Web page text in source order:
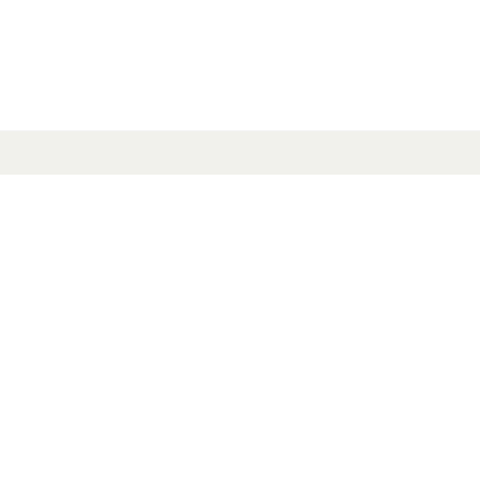
besonders pflegeleicht.
Das Signalweiß/Polarweiß folgt dabei dem Trend
hochweißen Wand nicht blass erscheint. So wird ein